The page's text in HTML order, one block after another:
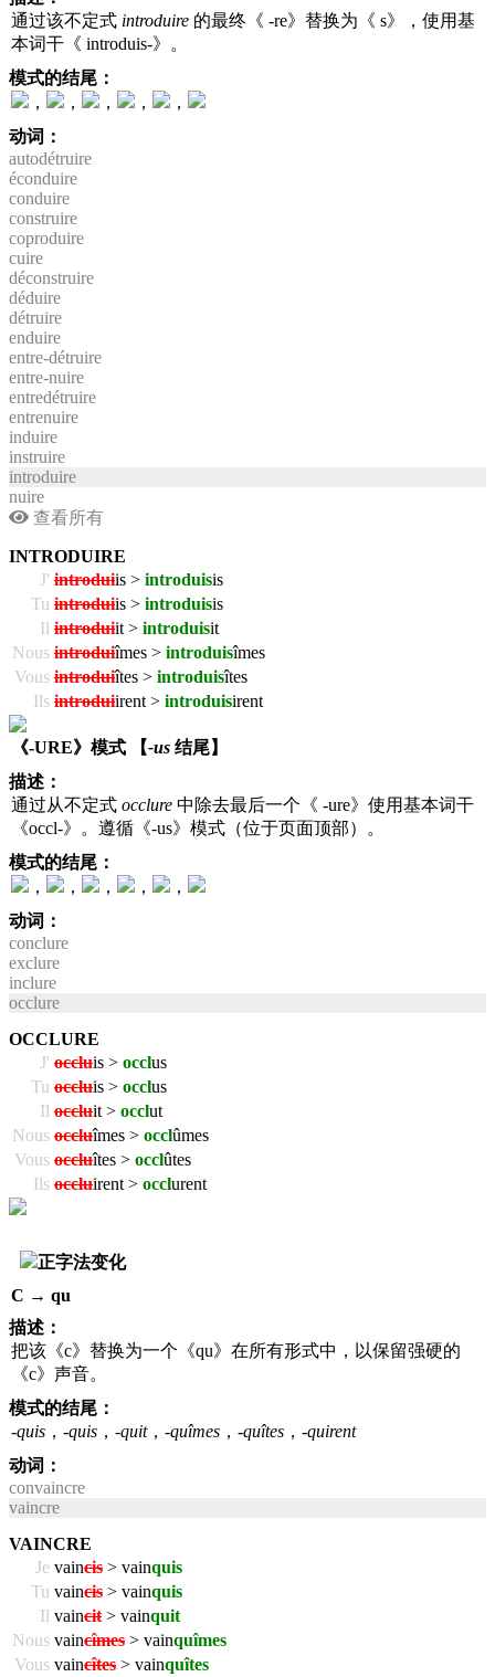
通过该不定式 introduire 的最终《 -re》替换为《 s》，使用基
本词干《 introduis-》。
模式的结尾：
，
， ， ，
，
动词：
autodétruire
éconduire
conduire
construire
coproduire
cuire
déconstruire
déduire
détruire
enduire
entre-détruire
entre-nuire
entredétruire
entrenuire
induire
instruire
introduire
nuire
查看所有
INTRODUIRE
J' introduiis > introduisis
Tu introduiis > introduisis
Il introduiit > introduisit
Nous introduiîmes > introduisîmes
Vous introduiîtes > introduisîtes
Ils introduiirent > introduisirent
《-URE》模式 【-us 结尾】
描述：
通过从不定式 occlure 中除去最后一个《 -ure》使用基本词干
《occl-》。遵循《-us》模式（位于页面顶部）。
模式的结尾：
，
， ， ，
，
动词：
conclure
exclure
inclure
occlure
OCCLURE
J' occluis > occlus
Tu occluis > occlus
Il occluit > occlut
Nous occluîmes > occlûmes
Vous occluîtes > occlûtes
Ils occluirent > occlurent
正字法变化
C → qu
描述：
把该《c》替换为一个《qu》在所有形式中，以保留强硬的
《c》声音。
模式的结尾：
-quis ， -quis ， -quit， -quîmes ， -quîtes ， -quirent
动词：
convaincre
vaincre
VAINCRE
Je vaincis > vainquis
Tu vaincis > vainquis
Il vaincit > vainquit
Nous vaincîmes > vainquîmes
Vous vaincîtes > vainquîtes